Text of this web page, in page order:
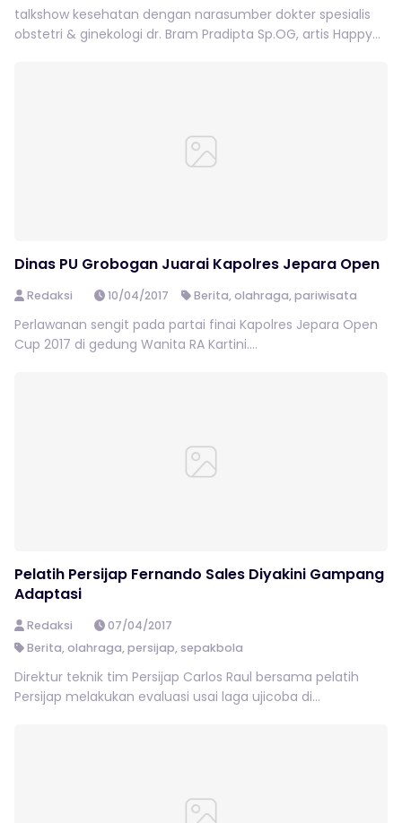
talkshow kesehatan dengan narasumber dokter spesialis
obstetri & ginekologi dr. Bram Pradipta Sp.OG, artis Happy...
Dinas PU Grobogan Juarai Kapolres Jepara Open
Redaksi 10/04/2017 Berita,olahraga,pariwisata
Perlawanan sengit pada partai finai Kapolres Jepara Open
Cup 2017 di gedung Wanita RA Kartini....
Pelatih Persijap Fernando Sales Diyakini Gampang
Adaptasi
Redaksi
07/04/2017
Berita, olahraga, persijap, sepakbola
Direktur teknik tim Persijap Carlos Raul bersama pelatih
Persijap melakukan evaluasi usai laga ujicoba di...